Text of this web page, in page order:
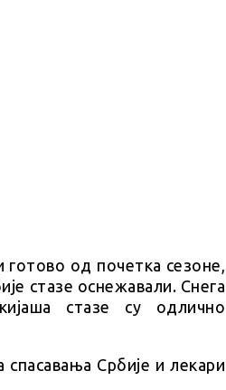
готово од почетка сезоне,
стазе оснежавали. Снега
стазе су одлично
Србије и лекари